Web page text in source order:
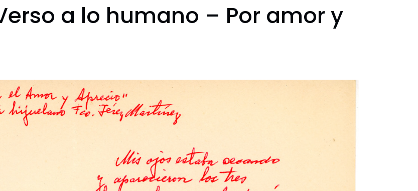
a lo humano – Por amor y